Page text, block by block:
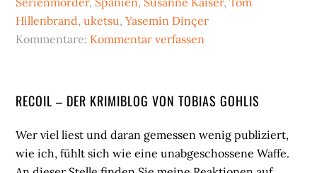
Hillenbrand,uketsu,Yasemin Dinçer
Kommentare: Kommentar verfassen
Seitenspalte
RECOIL – DER KRIMIBLOG VON TOBIAS GOHLIS
Wer viel liest und daran gemessen wenig publiziert,
wie ich, fühlt sich wie eine unabgeschossene Waffe.